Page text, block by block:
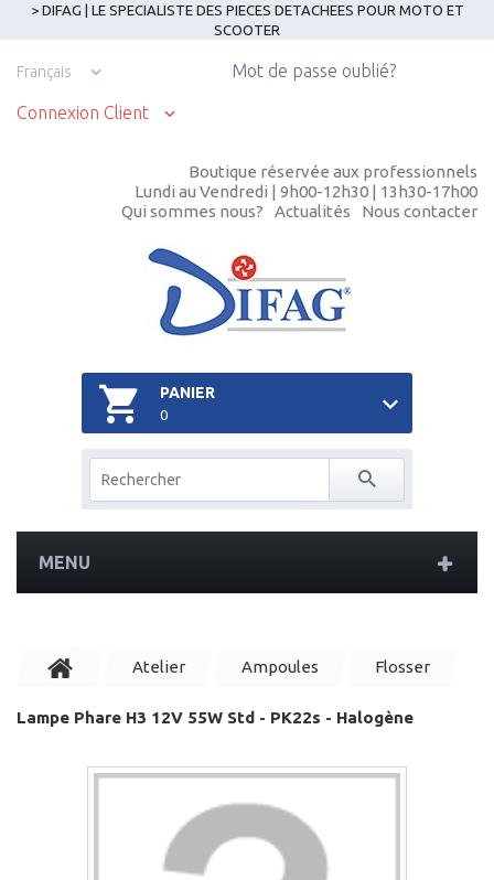
> DIFAG | LE SPECIALISTE DES PIECES DETACHEES POUR MOTO ET
SCOOTER
Français
Connexion Client
Mot de passe oublié?
Boutique réservée aux professionnels
Lundi au Vendredi | 9h00-12h30 | 13h30-17h00
Qui sommes nous?
Actualités Nous contacter
PANIER
0
MENU
Atelier Ampoules Flosser
Lampe Phare H3 12V 55W Std - PK22s - Halogène